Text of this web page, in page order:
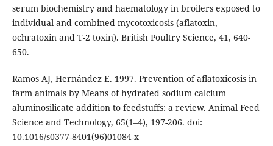
serum biochemistry and haematology in broilers exposed to
individual and combined mycotoxicosis (aflatoxin,
ochratoxin and T-2 toxin). British Poultry Science, 41, 640-
650.
Ramos AJ, Hernández E. 1997. Prevention of aflatoxicosis in
farm animals by Means of hydrated sodium calcium
aluminosilicate addition to feedstuffs: a review. Animal Feed
Science and Technology, 65(1–4), 197-206. doi:
10.1016/s0377-8401(96)01084-x